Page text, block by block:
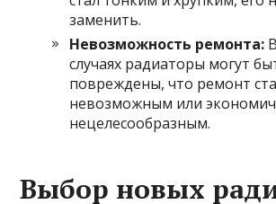
заменить.
Невозможность ремонта:
случаях радиаторы могут
повреждены, что ремонт
невозможным или
нецелесообразным.
Выбор новых